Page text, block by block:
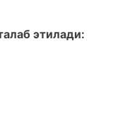
этилади: